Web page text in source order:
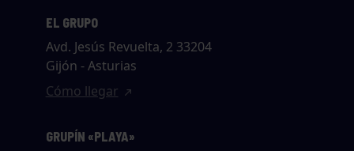
EL GRUPO
Avd. Jesús Revuelta, 2 33204
Gijón - Asturias
Cómo llegar
GRUPÍN «PLAYA»